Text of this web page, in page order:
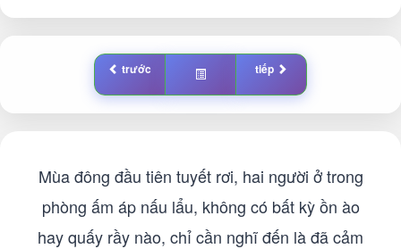
trước tiếp
Mùa đông đầu tiên tuyết rơi, hai người ở trong
phòng ấm áp nấu lẩu, không có bất kỳ ồn ào
hay quấy rầy nào, chỉ cần nghĩ đến là đã cảm